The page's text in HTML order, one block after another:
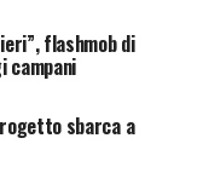
flashmob di
campani
sbarca a